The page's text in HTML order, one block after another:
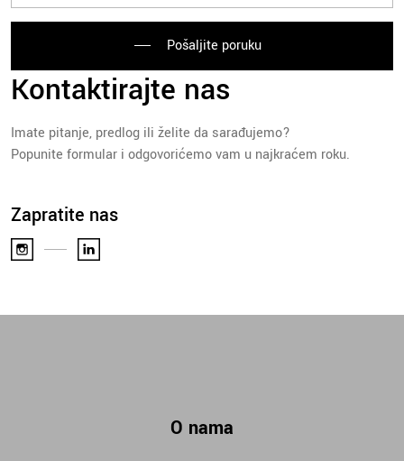
Pošaljite poruku
Kontaktirajte nas
Imate pitanje, predlog ili želite da sarađujemo?
Popunite formular i odgovorićemo vam u najkraćem roku.
Zapratite nas
O nama